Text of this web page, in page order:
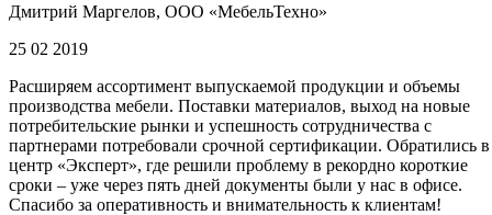
Дмитрий Маргелов, ООО «МебельТехно»
25 02 2019
Расширяем ассортимент выпускаемой продукции и объемы
производства мебели. Поставки материалов, выход на новые
потребительские рынки и успешность сотрудничества с
партнерами потребовали срочной сертификации. Обратились в
центр «Эксперт», где решили проблему в рекордно короткие
сроки – уже через пять дней документы были у нас в офисе.
Спасибо за оперативность и внимательность к клиентам!